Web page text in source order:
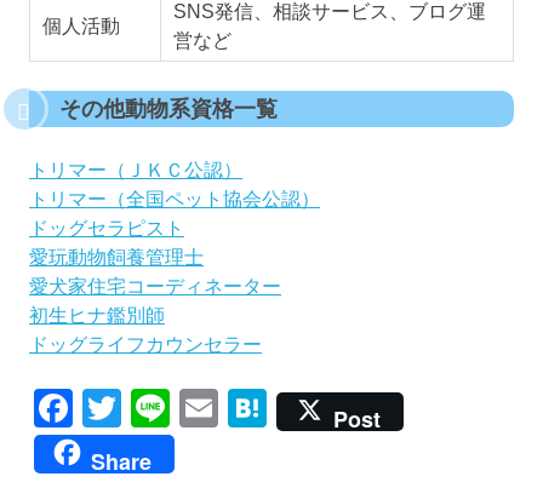
個人活動
SNS発信、相談サービス、ブログ運
営など
その他動物系資格一覧
トリマー（ＪＫＣ公認）
トリマー（全国ペット協会公認）
ドッグセラピスト
愛玩動物飼養管理士
愛犬家住宅コーディネーター
初生ヒナ鑑別師
ドッグライフカウンセラー
Facebook
TwitterLineEmailHatena
Post
Share